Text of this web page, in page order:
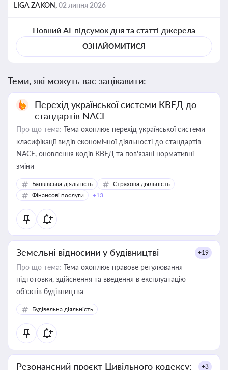
LIGA ZAKON,02 липня 2026
Повний AI-підсумок дня та статті-джерела
ОЗНАЙОМИТИСЯ
Теми, які можуть вас зацікавити:
Перехід української системи КВЕД до
стандартів NACE
Про що тема: Тема охоплює перехід української системи
класифікації видів економічної діяльності до стандартів
NACE, оновлення кодів КВЕД та пов'язані нормативні
зміни
Банківська діяльність
Страхова діяльність
Фінансові послуги
+13
Земельні відносини у будівництві +19
Про що тема: Тема охоплює правове регулювання
підготовки, здійснення та введення в експлуатацію
об’єктів будівництва
Будівельна діяльність
Резонансний проєкт Цивільного кодексу:
+3